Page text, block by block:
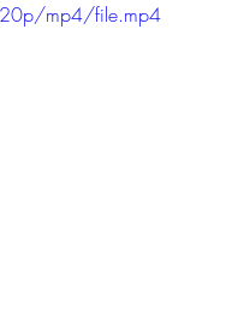
mp4/file.mp4